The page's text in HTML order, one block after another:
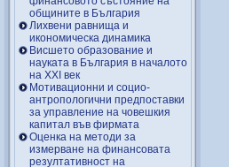
общините в България
Лихвени равнища и
икономическа динамика
Висшето образование и
науката в България в началото
на ХХІ век
Мотивационни и социо-
антропологични предпоставки
за управление на човешкия
капитал във фирмата
Оценка на методи за
измерване на финансовата
резултативност на